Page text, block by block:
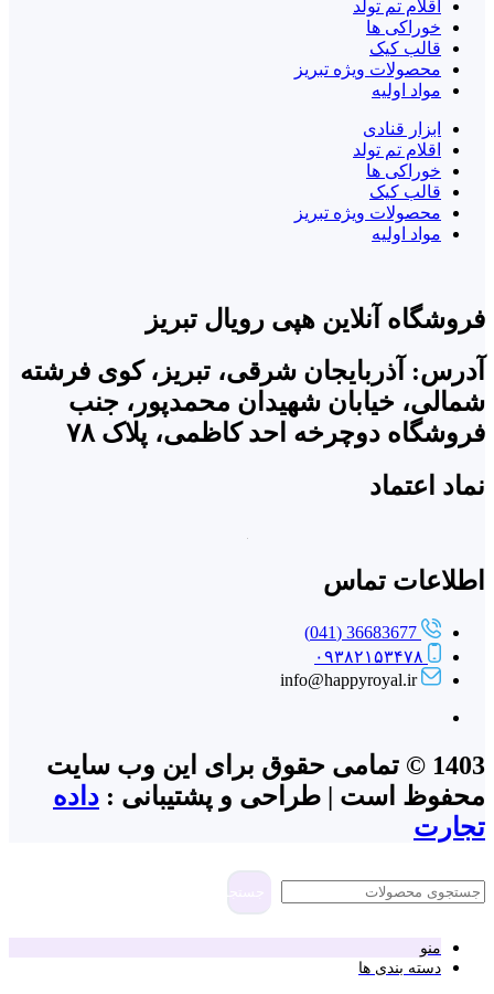
اقلام تم تولد
خوراکی ها
قالب کیک
محصولات ویژه تبریز
مواد اولیه
ابزار قنادی
اقلام تم تولد
خوراکی ها
قالب کیک
محصولات ویژه تبریز
مواد اولیه
فروشگاه آنلاین هپی رویال تبریز
آدرس: آذربایجان شرقی، تبریز، کوی فرشته
شمالی، خیابان شهیدان محمدپور، جنب
فروشگاه دوچرخه احد کاظمی، پلاک ۷۸
نماد اعتماد
اطلاعات تماس
36683677 (041)
۰۹۳۸۲۱۵۳۴۷۸
info@happyroyal.ir
1403 © تمامی حقوق برای این وب سایت
محفوظ است | طراحی و پشتیبانی : داده
تجارت
منو
دسته بندی ها